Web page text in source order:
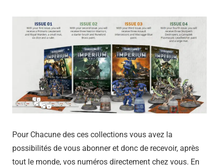
Pour Chacune des ces collections vous avez la
possibilités de vous abonner et donc de recevoir, après
tout le monde, vos numéros directement chez vous. En